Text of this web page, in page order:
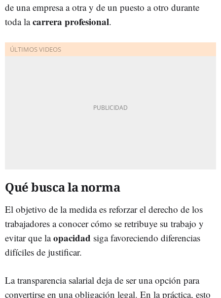
de una empresa a otra y de un puesto a otro durante
toda lacarrera profesional.
Qué busca la norma
El objetivo de la medida es reforzar el derecho de los
trabajadores a conocer cómo se retribuye su trabajo y
evitar que laopacidad siga favoreciendo diferencias
difíciles de justificar.
La transparencia salarial deja de ser una opción para
convertirse en una obligación legal. En la práctica, esto